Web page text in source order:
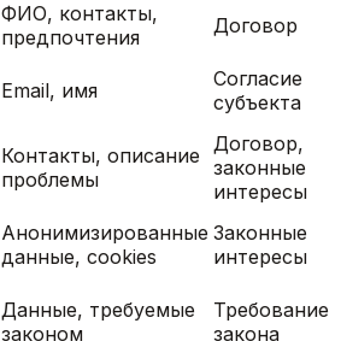
ФИО, контакты,
предпочтения
Договор
Email, имя
Согласие
субъекта
Контакты, описание
проблемы
Договор,
законные
интересы
Анонимизированные
данные, cookies
Законные
интересы
Данные, требуемые
законом
Требование
закона